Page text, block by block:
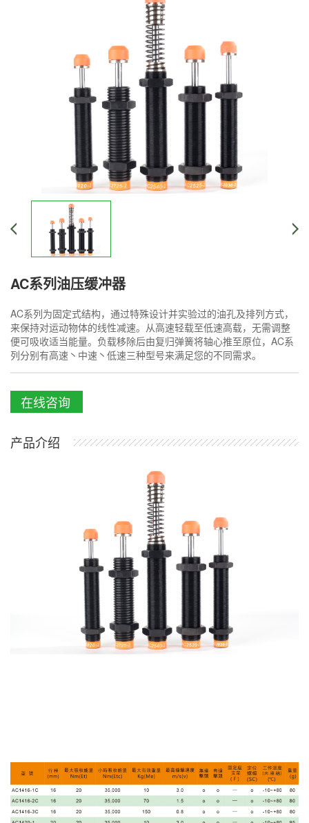
AC系列油压缓冲器
AC系列为固定式结构，通过特殊设计并实验过的油孔及排列方式，
来保持对运动物体的线性减速。从高速轻载至低速高载，无需调整
便可吸收适当能量。负载移除后由复归弹簧将轴心推至原位，AC系
列分别有高速丶中速丶低速三种型号来满足您的不同需求。
在线咨询
产品介绍